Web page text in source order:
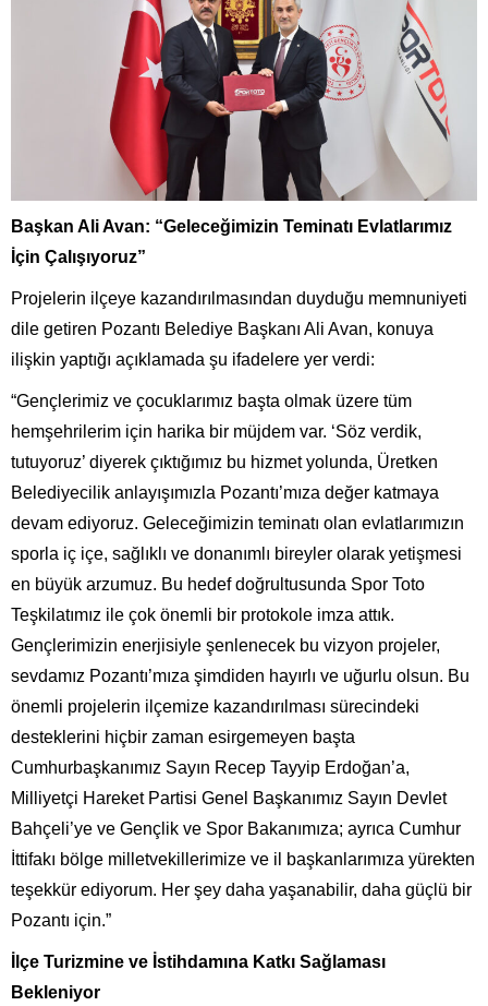
Başkan Ali Avan: “Geleceğimizin Teminatı Evlatlarımız
İçin Çalışıyoruz”
Projelerin ilçeye kazandırılmasından duyduğu memnuniyeti
dile getiren Pozantı Belediye Başkanı Ali Avan, konuya
ilişkin yaptığı açıklamada şu ifadelere yer verdi:
“Gençlerimiz ve çocuklarımız başta olmak üzere tüm
hemşehrilerim için harika bir müjdem var. ‘Söz verdik,
tutuyoruz’ diyerek çıktığımız bu hizmet yolunda, Üretken
Belediyecilik anlayışımızla Pozantı’mıza değer katmaya
devam ediyoruz. Geleceğimizin teminatı olan evlatlarımızın
sporla iç içe, sağlıklı ve donanımlı bireyler olarak yetişmesi
en büyük arzumuz. Bu hedef doğrultusunda Spor Toto
Teşkilatımız ile çok önemli bir protokole imza attık.
Gençlerimizin enerjisiyle şenlenecek bu vizyon projeler,
sevdamız Pozantı’mıza şimdiden hayırlı ve uğurlu olsun. Bu
önemli projelerin ilçemize kazandırılması sürecindeki
desteklerini hiçbir zaman esirgemeyen başta
Cumhurbaşkanımız Sayın Recep Tayyip Erdoğan’a,
Milliyetçi Hareket Partisi Genel Başkanımız Sayın Devlet
Bahçeli’ye ve Gençlik ve Spor Bakanımıza; ayrıca Cumhur
İttifakı bölge milletvekillerimize ve il başkanlarımıza yürekten
teşekkür ediyorum. Her şey daha yaşanabilir, daha güçlü bir
Pozantı için.”
İlçe Turizmine ve İstihdamına Katkı Sağlaması
Bekleniyor